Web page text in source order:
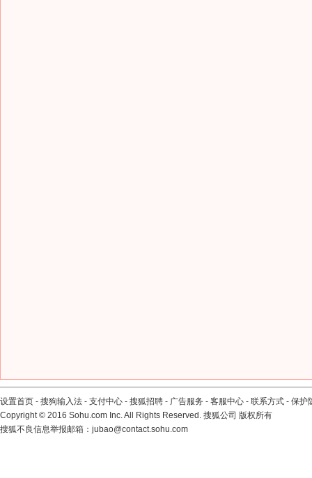
设置首页 - 搜狗输入法 - 支付中心 - 搜狐招聘 - 广告服务 - 客服中心 - 联系方式 - 保护
Copyright© 2016 Sohu.com Inc. All Rights Reserved. 搜狐公司 版权所有
搜狐不良信息举报邮箱： jubao@contact.sohu.com